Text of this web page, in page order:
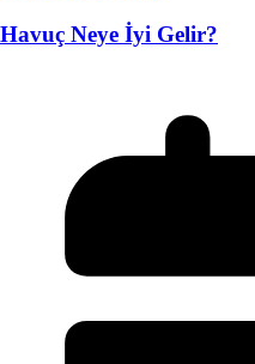
Havuç Neye İyi Gelir?